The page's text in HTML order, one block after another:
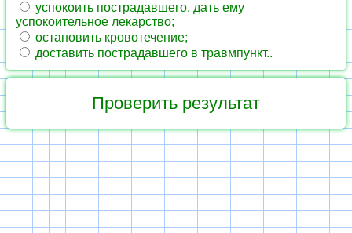
успокоить пострадавшего, дать ему
успокоительное лекарство;
остановить кровотечение;
доставить пострадавшего в травмпункт..